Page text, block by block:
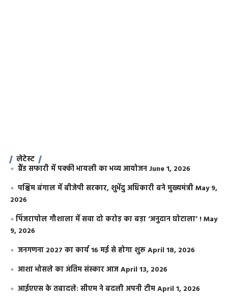
लेटेस्ट
ग्रैंड सफारी में पक्की भायली का भव्य आयोजन June 1, 2026
पश्चिम बंगाल में बीजेपी सरकार, शुभेंदु अधिकारी बने मुख्यमंत्रीMay 9,
2026
​पिंजरापोल गौशाला में सवा दो करोड़ का बड़ा ‘अनुदान घोटाला’ !May
9, 2026
जनगणना 2027 का कार्य 16 मई से होगा शुरूApril 18, 2026
आशा भोसले का अंतिम संस्कार आजApril 13, 2026
आईएएस के तबादले: सीएम ने बदली अपनी टीमApril 1, 2026